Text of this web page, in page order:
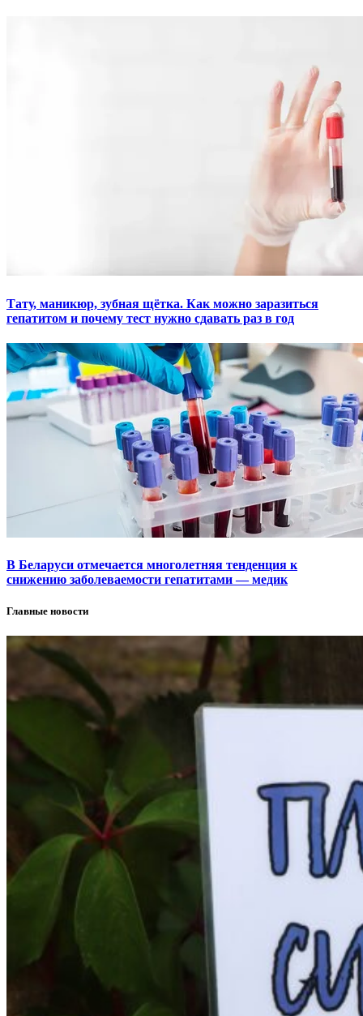
Тату, маникюр, зубная щётка. Как можно заразиться
гепатитом и почему тест нужно сдавать раз в год
В Беларуси отмечается многолетняя тенденция к
снижению заболеваемости гепатитами — медик
Главные новости